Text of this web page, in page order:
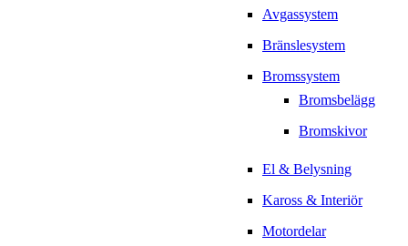
Avgassystem
Bränslesystem
Bromssystem
Bromsbelägg
Bromskivor
El & Belysning
Kaross & Interiör
Motordelar